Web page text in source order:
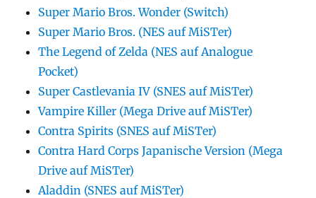
Super Mario Bros. Wonder (Switch)
Super Mario Bros. (NES auf MiSTer)
The Legend of Zelda (NES auf Analogue
Pocket)
Super Castlevania IV (SNES auf MiSTer)
Vampire Killer (Mega Drive auf MiSTer)
Contra Spirits (SNES auf MiSTer)
Contra Hard Corps Japanische Version (Mega
Drive auf MiSTer)
Aladdin (SNES auf MiSTer)